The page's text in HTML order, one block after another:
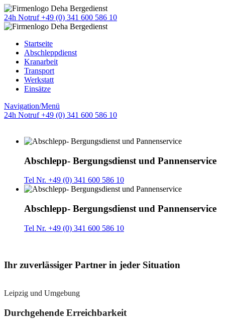
24h Notruf +49 (0) 341 600 586 10
Startseite
Abschleppdienst
Kranarbeit
Transport
Werkstatt
Einsätze
Navigation/Menü
24h Notruf +49 (0) 341 600 586 10
Abschlepp- Bergungsdienst und Pannenservice
Tel Nr. +49 (0) 341 600 586 10
Abschlepp- Bergungsdienst und Pannenservice
Tel Nr. +49 (0) 341 600 586 10
Ihr zuverlässiger Partner in jeder Situation
Leipzig und Umgebung
Durchgehende Erreichbarkeit